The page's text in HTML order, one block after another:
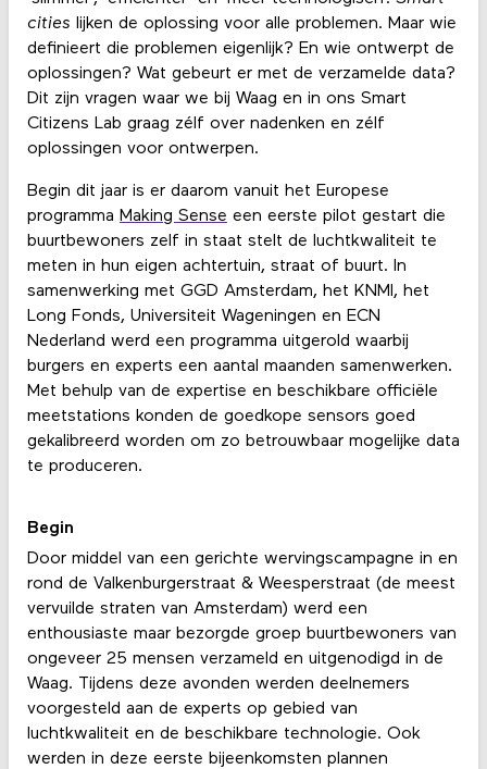
cities lijken de oplossing voor alle problemen. Maar wie
definieert die problemen eigenlijk? En wie ontwerpt de
oplossingen? Wat gebeurt er met de verzamelde data?
Dit zijn vragen waar we bij Waag en in ons Smart
Citizens Lab graag zélf over nadenken en zélf
oplossingen voor ontwerpen.
Begin dit jaar is er daarom vanuit het Europese
programma Making Sense een eerste pilot gestart die
buurtbewoners zelf in staat stelt de luchtkwaliteit te
meten in hun eigen achtertuin, straat of buurt. In
samenwerking met GGD Amsterdam, het KNMI, het
Long Fonds, Universiteit Wageningen en ECN
Nederland werd een programma uitgerold waarbij
burgers en experts een aantal maanden samenwerken.
Met behulp van de expertise en beschikbare officiële
meetstations konden de goedkope sensors goed
gekalibreerd worden om zo betrouwbaar mogelijke data
te produceren.
Begin
Door middel van een gerichte wervingscampagne in en
rond de Valkenburgerstraat & Weesperstraat (de meest
vervuilde straten van Amsterdam) werd een
enthousiaste maar bezorgde groep buurtbewoners van
ongeveer 25 mensen verzameld en uitgenodigd in de
Waag. Tijdens deze avonden werden deelnemers
voorgesteld aan de experts op gebied van
luchtkwaliteit en de beschikbare technologie. Ook
werden in deze eerste bijeenkomsten plannen